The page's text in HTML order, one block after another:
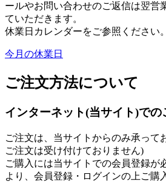
ールやお問い合わせのご返信は翌営
ていただきます。
休業日カレンダーをご参照ください。
今月の休業日
ご注文方法について
インターネット(当サイト)での
ご注文は、当サイトからのみ承って
ご注文は受け付けておりません)
ご購入には当サイトでの会員登録が
より、会員登録・ログインの上ご購